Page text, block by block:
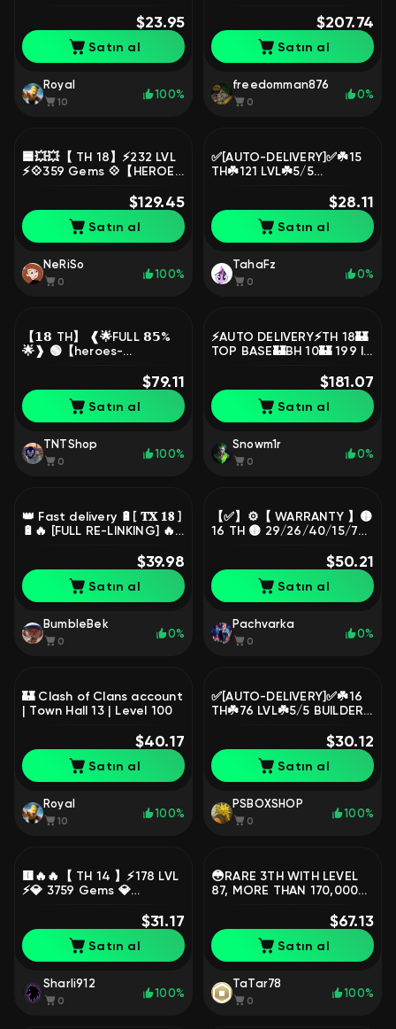
$23.95
Satın al
Royal
10
100%
$207.74
Satın al
freedomman876
0
0%
🟦💥💥【 TH 18】⚡️232 LVL
⚡️💠359 Gems 💠【HEROES
$129.45
Satın al
NeRiSo
0
100%
✅[AUTO-DELIVERY]✅☘️15
TH☘️121 LVL☘️5/5
38/38/9/18/11☘️CHECK
DESCRIPTION☘️
$28.11
Satın al
TahaFz
0
0%
【𝟭𝟴 TH】 ❰🌟FULL 𝟴𝟱%
🌟❱ 🟢【heroes-
ARMOR💪】🟢【⚔️𝟴 EPIC
ARMORS⚔️】 ❰💚❱
$79.11
Satın al
TNTShop
0
100%
⚡️AUTO DELIVERY⚡️TH 18🏰
TOP BASE🏰BH 10🏰 199 lvl
LIFETIME WARRANTY🪙$181.07
Satın al
Snowm1r
0
0%
👑 Fast delivery 🔋[ 𝐓𝐗 𝟏𝟖 ]
🔋🔥 [FULL RE-LINKING] 🔥
$39.98
Satın al
BumbleBek
0
0%
【✅】⚙【 WARRANTY 】🟡
16 TH 🟡 29/26/40/15/7
14600+ GEMS 🟡 132 LVL
🟡 FULL ACCESS 🟡
$50.21
Satın al
Pachvarka
0
0%
🏰 Clash of Clans account
| Town Hall 13 | Level 100
$40.17
Satın al
Royal
10
100%
✅[AUTO-DELIVERY]✅☘️16
TH☘️76 LVL☘️5/5 BUILDERS
☘️CHECK DESCRIPTION☘️
$30.12
Satın al
PSBOXSHOP
0
100%
🟨🔥🔥【 TH 14 】⚡178 LVL
⚡💎 3759 Gems 💎
68/77/40/52/26】⚡⚡ 🟨🔥
🔥
$31.17
Satın al
Sharli912
0
100%
😳RARE 3TH WITH LEVEL
87, MORE THAN 170,000
GEMS, RECONNECTING😳
$67.13
Satın al
TaTar78
0
100%